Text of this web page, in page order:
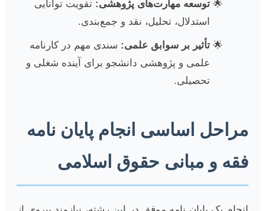
توسعه مهارت‌های پژوهشی: تقویت توانایی
استدلال، تحلیل، نقد و جمع‌بندی.
تأثیر بر سوابق علمی: سندی مهم در کارنامه
علمی و پژوهشی دانشجو برای آینده شغلی و
تحصیلی.
مراحل اساسی انجام پایان نامه
فقه و مبانی حقوق اسلامی